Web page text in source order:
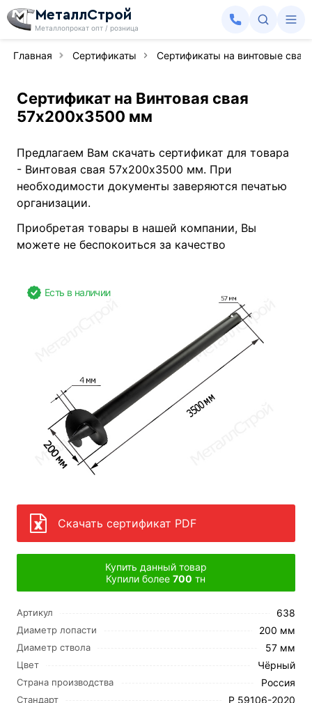
МеталлСтрой
Металлопрокат опт / розница
Главная Сертификаты Сертификаты на винтовые сваи
Сертификат на Винтовая свая
57х200х3500 мм
Предлагаем Вам скачать сертификат для товара
- Винтовая свая 57х200х3500 мм. При
необходимости документы заверяются печатью
организации.
Приобретая товары в нашей компании, Вы
можете не беспокоиться за качество
Есть в наличии
Скачать сертификат PDF
Купить данный товар
Купили более700 тн
Артикул 638
Диаметр лопасти 200 мм
Диаметр ствола 57 мм
Цвет Чёрный
Страна производства Россия
Стандарт Р 59106-2020